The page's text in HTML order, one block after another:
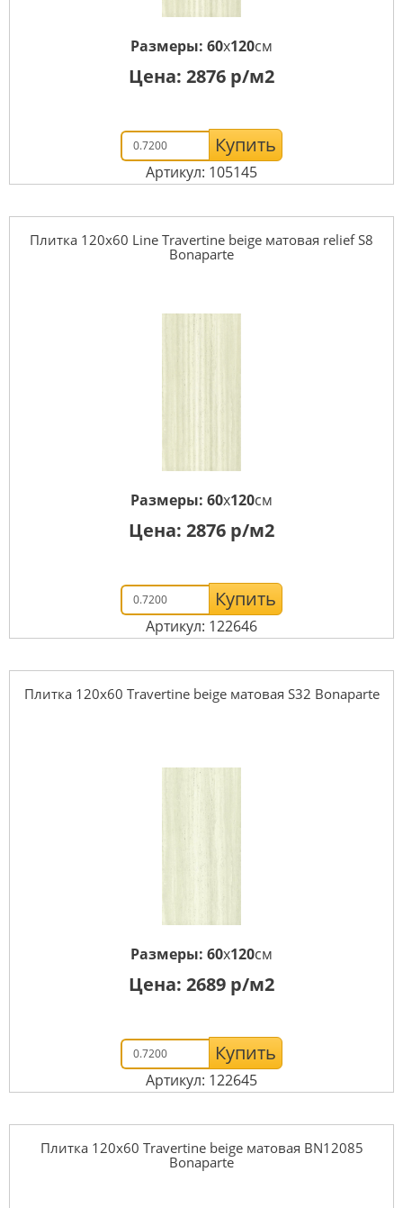
Размеры: 60x120см
Цена: 2876 р/м2
Купить
Артикул: 105145
Плитка 120x60 Line Travertine beige матовая relief S8
Bonaparte
Размеры: 60x120см
Цена: 2876 р/м2
Купить
Артикул: 122646
Плитка 120x60 Travertine beige матовая S32 Bonaparte
Размеры: 60x120см
Цена: 2689 р/м2
Купить
Артикул: 122645
Плитка 120x60 Travertine beige матовая BN12085
Bonaparte